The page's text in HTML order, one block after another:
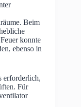
Beim
konnte
ebenso in
erforderlich,
Für